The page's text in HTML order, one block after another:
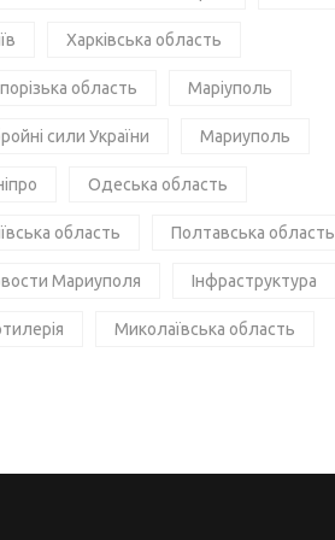
Харківська область
область Маріуполь
сили України Мариуполь
Одеська область
область Полтавська область
Мариуполя Інфраструктура
Миколаївська область